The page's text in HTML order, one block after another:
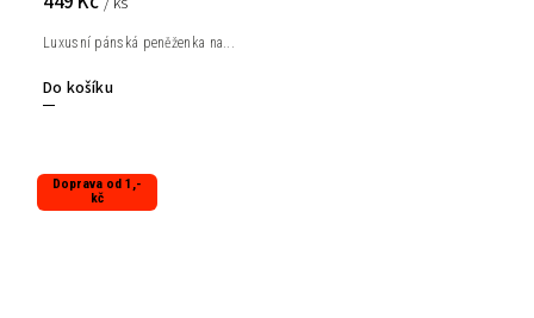
Do košíku
Luxusní pánská peněženka na...
Doprava od 1,-
kč